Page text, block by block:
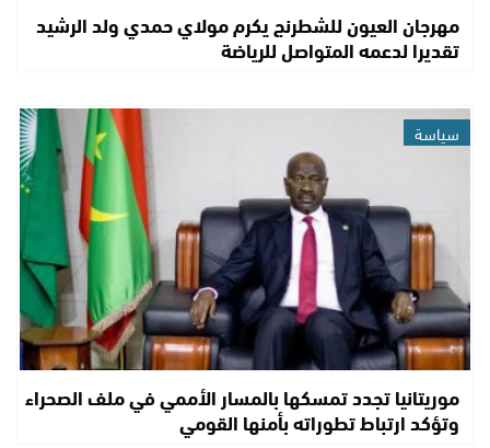
مهرجان العيون للشطرنج يكرم مولاي حمدي ولد الرشيد
تقديرا لدعمه المتواصل للرياضة
سياسة
موريتانيا تجدد تمسكها بالمسار الأممي في ملف الصحراء
وتؤكد ارتباط تطوراته بأمنها القومي